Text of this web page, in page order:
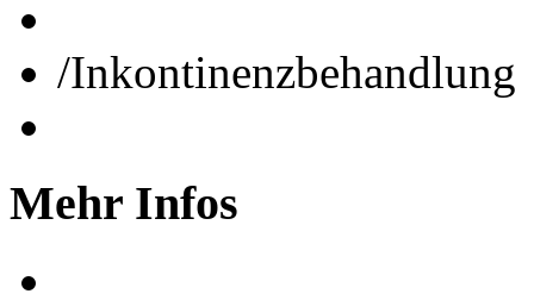
/Inkontinenzbehandlung
Mehr Infos